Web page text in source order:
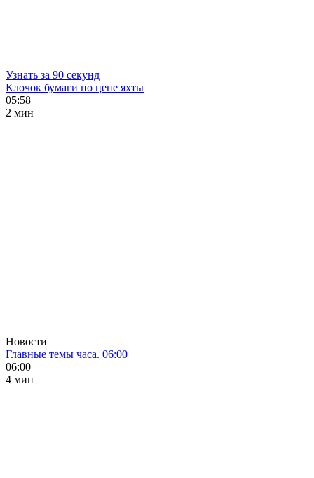
Узнать за 90 секунд
Клочок бумаги по цене яхты
05:58
2 мин
Новости
Главные темы часа. 06:00
06:00
4 мин